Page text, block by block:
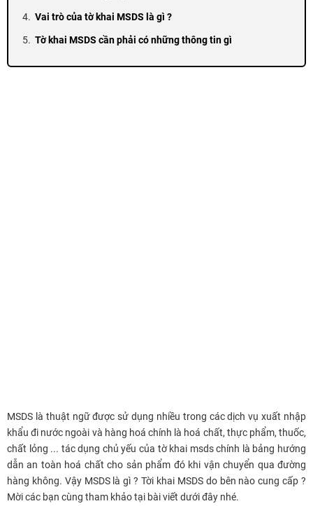
Vai trò của tờ khai MSDS là gì ?
Tờ khai MSDS cần phải có những thông tin gì
MSDS là thuật ngữ được sử dụng nhiều trong các dịch vụ xuất nhập
khẩu đi nước ngoài và hàng hoá chính là hoá chất, thực phẩm, thuốc,
chất lỏng ... tác dụng chủ yếu của tờ khai msds chính là bảng hướng
dẫn an toàn hoá chất cho sản phẩm đó khi vận chuyển qua đường
hàng không. Vậy MSDS là gì ? Tời khai MSDS do bên nào cung cấp ?
Mời các bạn cùng tham khảo tại bài viết dưới đây nhé.